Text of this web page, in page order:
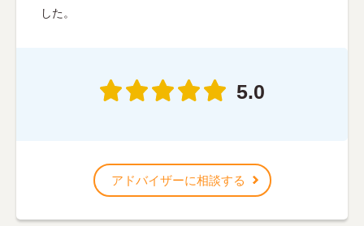
した。
5.0
アドバイザーに相談する